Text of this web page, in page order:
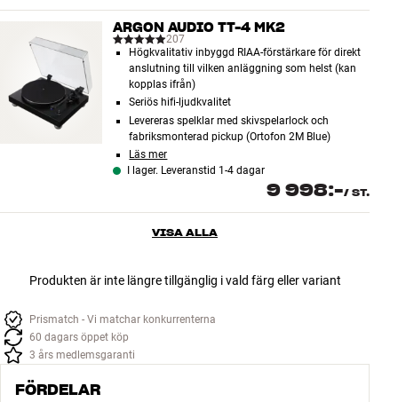
ARGON AUDIO TT-4 MK2
207
Högkvalitativ inbyggd RIAA-förstärkare för direkt
anslutning till vilken anläggning som helst (kan
kopplas ifrån)
Seriös hifi-ljudkvalitet
Levereras spelklar med skivspelarlock och
fabriksmonterad pickup (Ortofon 2M Blue)
Läs mer
I lager. Leveranstid 1-4 dagar
9 998:-/ ST.
VISA ALLA
Produkten är inte längre tillgänglig i vald färg eller variant
Prismatch - Vi matchar konkurrenterna
60 dagars öppet köp
3 års medlemsgaranti
FÖRDELAR